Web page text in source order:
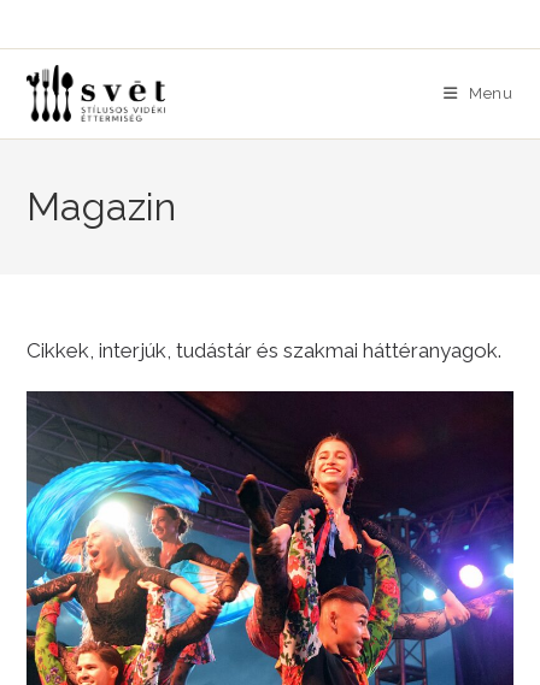
content
Menu
Magazin
Cikkek, interjúk, tudástár és szakmai háttéranyagok.